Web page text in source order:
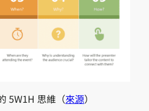
5W1H 思維（來源）